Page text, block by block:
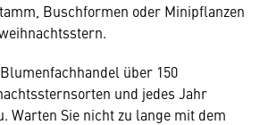
Buschformen oder Minipflanzen
über 150
und jedes Jahr
Warten Sie nicht zu lange mit dem